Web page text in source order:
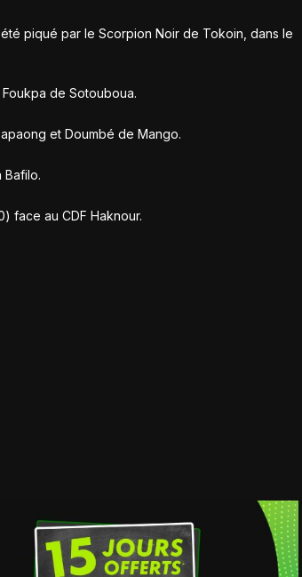
piqué par le Scorpion Noir de Tokoin, dans le
de Sotouboua.
et Doumbé de Mango.
Bafilo.
face au CDF Haknour.